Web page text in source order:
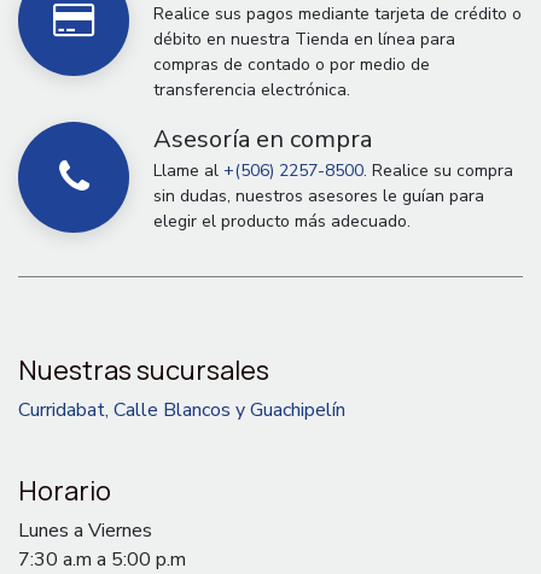
Realice sus pagos mediante tarjeta de crédito o
débito en nuestra Tienda en línea para
compras de contado o por medio de
transferencia electrónica.
Asesoría en compra
Llame al +(506) 2257-8500. Realice su compra
sin dudas, nuestros asesores le guían para
elegir el producto más adecuado.
Nuestras sucursales
Curridabat, Calle Blancos y Guachipelín
Horario
Lunes a Viernes
7:30 a.m a 5:00 p.m